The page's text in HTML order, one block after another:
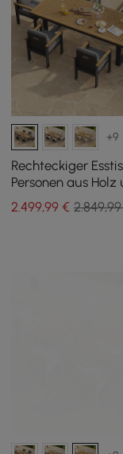
+9
Rechteckiger
Personen aus Holz
Aluminium für den
Außenbereich, 6
2.499,99 €